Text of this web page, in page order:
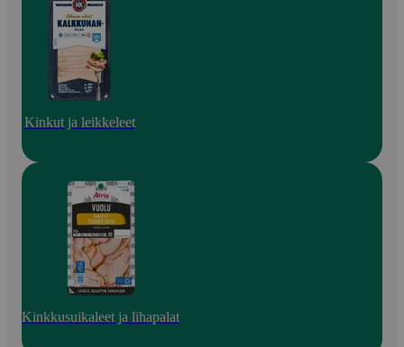
Kinkut ja leikkeleet
Kinkkusuikaleet ja lihapalat